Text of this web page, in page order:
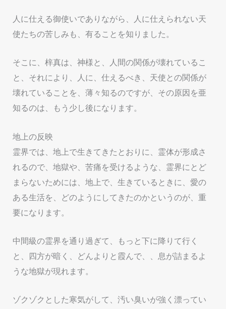
人に仕える御使いでありながら、人に仕えられない天
使たちの苦しみも、有ることを知りました。
そこに、梓真は、神様と、人間の関係が壊れているこ
と、それにより、人に、仕えるべき、天使との関係が
壊れていることを、薄々知るのですが、その原因を亜
知るのは、もう少し後になります。
地上の反映
霊界では、地上で生きてきたとおりに、霊体が形成さ
れるので、地獄や、苦痛を受けるような、霊界にとど
まらないためには、地上で、生きているときに、愛の
ある生活を、どのようにしてきたのかというのが、重
要になります。
中間級の霊界を通り過ぎて、もっと下に降りて行く
と、四方が暗く、どんよりと霞んで、、息が詰まるよ
うな地獄が現れます。
ゾクゾクとした寒気がして、汚い臭いが強く漂ってい